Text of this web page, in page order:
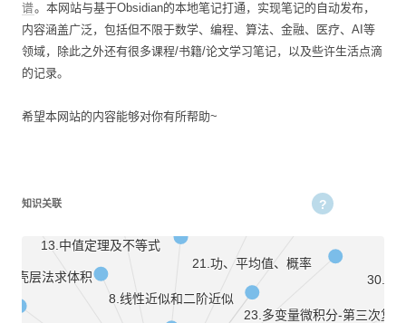
谱。本网站与基于Obsidian的本地笔记打通，实现笔记的自动发布，
内容涵盖广泛，包括但不限于数学、编程、算法、金融、医疗、AI等
领域，除此之外还有很多课程/书籍/论文学习笔记，以及些许生活点滴
的记录。
希望本网站的内容能够对你有所帮助~
知识关联
壳层法求体积 30.第
13.中值定理及不等式
21.功、平均值、概率
8.线性近似和二阶近似
23.多变量微积分-第三次复习